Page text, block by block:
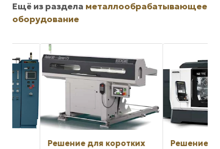
Ещё из раздела металлообрабатывающее
оборудование
Решение для коротких
Решение для